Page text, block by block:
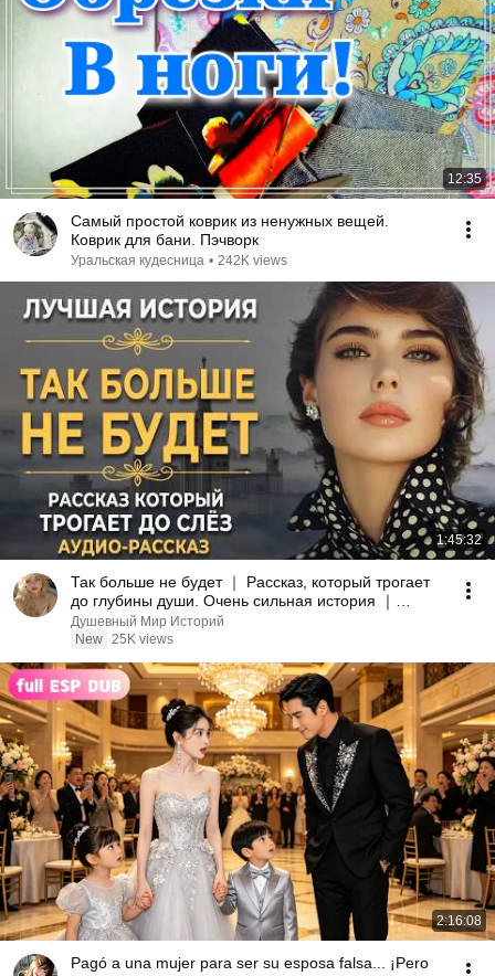
12:35
Самый простой коврик из ненужных вещей.
Коврик для бани. Пэчворк
Уральская кудесница • 242K views
1:45:32
Так больше не будет ｜ Рассказ, который трогает
до глубины души. Очень сильная история ｜
Аудиорассказ
Душевный Мир Историй
New 25K views
2:16:08
Pagó a una mujer para ser su esposa falsa... ¡Pero